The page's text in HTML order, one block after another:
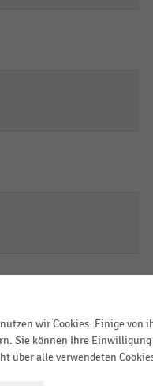
empty
empty
wir Cookies. Einige von
Sie können Ihre
über alle verwendeten